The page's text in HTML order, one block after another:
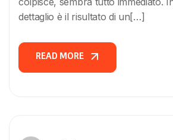
dettaglio è il risultato di un[…]
READ MORE